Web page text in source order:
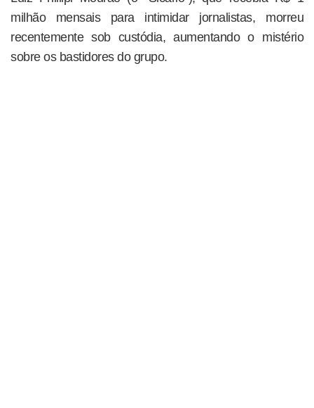
milhão mensais para intimidar jornalistas, morreu
recentemente sob custódia, aumentando o mistério
sobre os bastidores do grupo.